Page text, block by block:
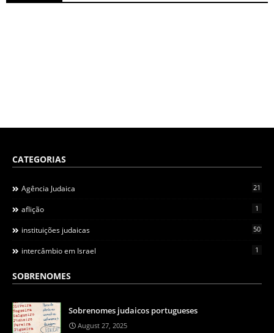
CATEGORIAS
Agência Judaica 21
aflição 1
instituições judaicas 50
intercâmbio em Israel 1
SOBRENOMES
Sobrenomes judaicos portugueses
August 27, 2025